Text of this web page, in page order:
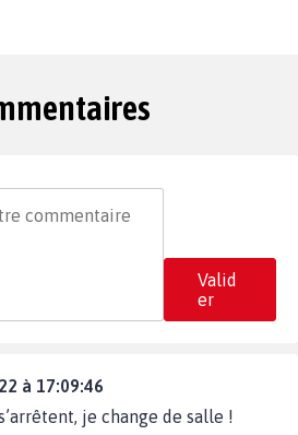
Valid
er
à 17:09:46
je change de salle !